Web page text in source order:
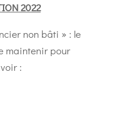
2022
non bâti » : le
maintenir pour
: